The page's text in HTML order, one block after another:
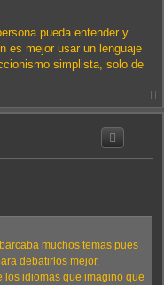
pueda entender y
es mejor usar un lenguaje
simplista, solo de
r
muchos temas pues
debatirlos mejor.
los idiomas que imagino que